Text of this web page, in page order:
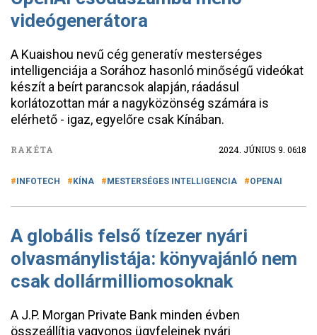
videógenerátora
A Kuaishou nevű cég generatív mesterséges
intelligenciája a Sorához hasonló minőségű videókat
készít a beírt parancsok alapján, ráadásul
korlátozottan már a nagyközönség számára is
elérhető - igaz, egyelőre csak Kínában.
RAKÉTA 2024. JÚNIUS 9. 06:18
INFOTECH KÍNA MESTERSÉGES INTELLIGENCIA OPENAI
A globális felső tízezer nyári
olvasmánylistája: könyvajánló nem
csak dollármilliomosoknak
A J.P. Morgan Private Bank minden évben
összeállítja vagyonos ügyfeleinek nyári